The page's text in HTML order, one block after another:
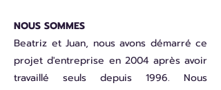
NOUS SOMMES
Beatriz et Juan, nous avons démarré ce
projet d'entreprise en 2004 après avoir
travaillé seuls depuis 1996. Nous